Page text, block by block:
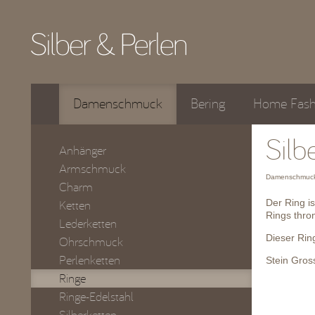
Damenschmuck Bering Home
Anhänger
Armschmuck
Charm
Ketten
Lederketten
Ohrschmuck
Perlenketten
Ringe
Ringe-Edelstahl
Der Ring
Rings
Dieser
Stein